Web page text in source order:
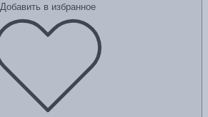
Добавить в избранное